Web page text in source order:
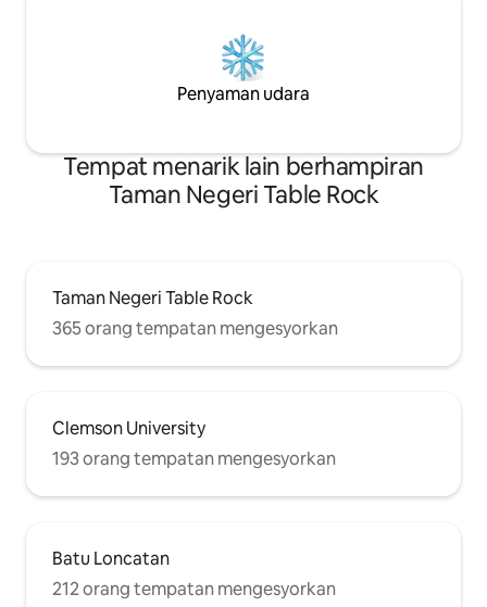
Penyaman udara
Tempat menarik lain berhampiran
Taman Negeri Table Rock
Taman Negeri Table Rock
365 orang tempatan mengesyorkan
Clemson University
193 orang tempatan mengesyorkan
Batu Loncatan
212 orang tempatan mengesyorkan